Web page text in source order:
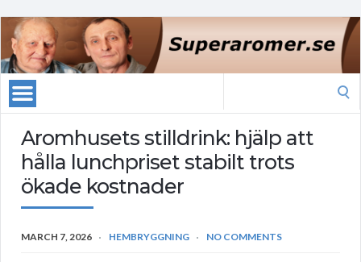
Aromhusets stilldrink: hjälp att
hålla lunchpriset stabilt trots
ökade kostnader
MARCH 7, 2026 HEMBRYGGNING NO COMMENTS